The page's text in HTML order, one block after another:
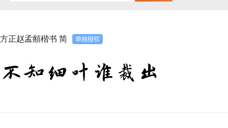
方正赵孟頫楷书 简
不知细叶谁裁出